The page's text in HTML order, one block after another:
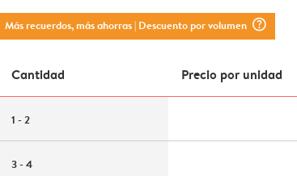
Más recuerdos, más ahorras| Descuento por volumen question_mark_circle
Cantidad Precio por unidad
1 - 2
3 - 4